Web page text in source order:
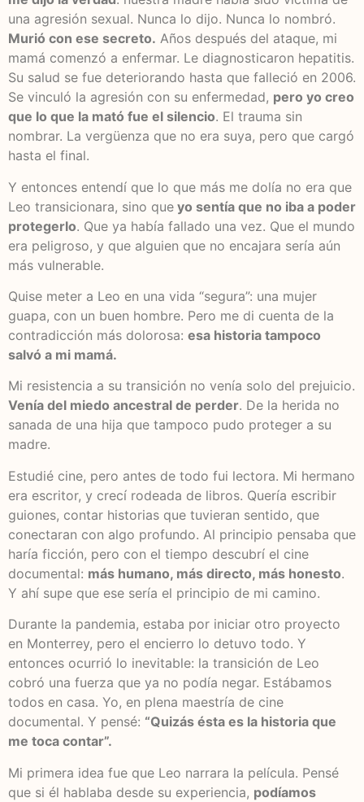
una agresión sexual. Nunca lo dijo. Nunca lo nombró.
Murió con ese secreto. Años después del ataque, mi
mamá comenzó a enfermar. Le diagnosticaron hepatitis.
Su salud se fue deteriorando hasta que falleció en 2006.
Se vinculó la agresión con su enfermedad, pero yo creo
que lo que la mató fue el silencio. El trauma sin
nombrar. La vergüenza que no era suya, pero que cargó
hasta el final.
Y entonces entendí que lo que más me dolía no era que
Leo transicionara, sino que yo sentía que no iba a poder
protegerlo. Que ya había fallado una vez. Que el mundo
era peligroso, y que alguien que no encajara sería aún
más vulnerable.
Quise meter a Leo en una vida “segura”: una mujer
guapa, con un buen hombre. Pero me di cuenta de la
contradicción más dolorosa: esa historia tampoco
salvó a mi mamá.
Mi resistencia a su transición no venía solo del prejuicio.
Venía del miedo ancestral de perder. De la herida no
sanada de una hija que tampoco pudo proteger a su
madre.
Estudié cine, pero antes de todo fui lectora. Mi hermano
era escritor, y crecí rodeada de libros. Quería escribir
guiones, contar historias que tuvieran sentido, que
conectaran con algo profundo. Al principio pensaba que
haría ficción, pero con el tiempo descubrí el cine
documental: más humano, más directo, más honesto.
Y ahí supe que ese sería el principio de mi camino.
Durante la pandemia, estaba por iniciar otro proyecto
en Monterrey, pero el encierro lo detuvo todo. Y
entonces ocurrió lo inevitable: la transición de Leo
cobró una fuerza que ya no podía negar. Estábamos
todos en casa. Yo, en plena maestría de cine
documental. Y pensé: “Quizás ésta es la historia que
me toca contar”.
Mi primera idea fue que Leo narrara la película. Pensé
que si él hablaba desde su experiencia, podíamos